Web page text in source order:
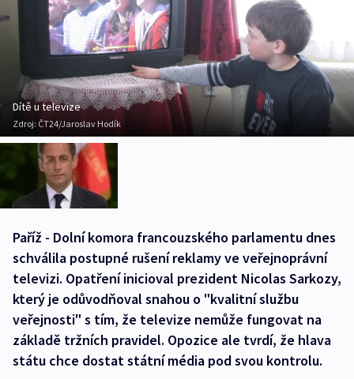
Dítě u televize
Zdroj: ČT24/Jaroslav Hodík
Paříž - Dolní komora francouzského parlamentu dnes
schválila postupné rušení reklamy ve veřejnoprávní
televizi. Opatření inicioval prezident Nicolas Sarkozy,
který je odůvodňoval snahou o "kvalitní službu
veřejnosti" s tím, že televize nemůže fungovat na
základě tržních pravidel. Opozice ale tvrdí, že hlava
státu chce dostat státní média pod svou kontrolu.